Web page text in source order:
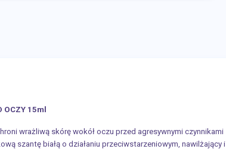
OCZY 15ml
wrażliwą skórę wokół oczu przed agresywnymi czynnikami
szantę białą o działaniu przeciwstarzeniowym, nawilżający i